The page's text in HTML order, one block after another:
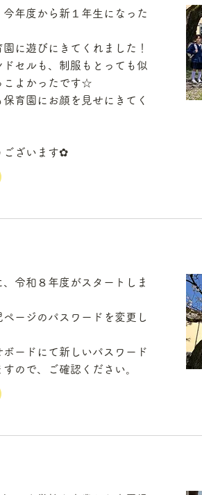
今年度から新１年生になった
園に遊びにきてくれました！
ドセルも、制服もとっても似
こよかったです☆
保育園にお顔を見せにきてく
ございます✿
令和８年度がスタートしま
ージのパスワードを変更し
ードにて新しいパスワード
ので、ご確認ください。